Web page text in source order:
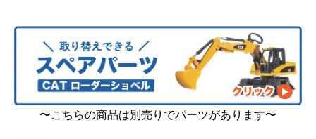
〜こちらの商品は別売りでパーツがあります〜